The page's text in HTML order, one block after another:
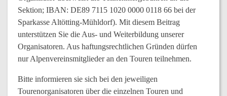
Sektion; IBAN: DE89 7115 1020 0000 0118 66 bei der
Sparkasse Altötting-Mühldorf). Mit diesem Beitrag
unterstützen Sie die Aus- und Weiterbildung unserer
Organisatoren. Aus haftungsrechtlichen Gründen dürfen
nur Alpenvereinsmitglieder an den Touren teilnehmen.
Bitte informieren sie sich bei den jeweiligen
Tourenorganisatoren über die einzelnen Touren und